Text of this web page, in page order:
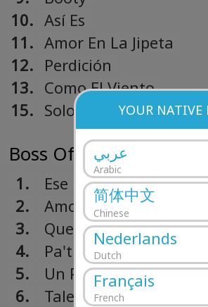
YOUR NATIVE
عربي
Arabic
简体中文
Chinese
Nederlands
Dutch
Français
French
10. Así Es
11. Amor En La Jipeta
12. Perdición
13. Como El Viento
15. Solo Y Vacío
Boss Of The Block Vol.2
1.
Ese Mahon
2.
Amor Es Aparte
3.
Que Tengo Que Aser
4.
Pa'tras
5.
Un Poco Loka
6.
Talento De Barrio